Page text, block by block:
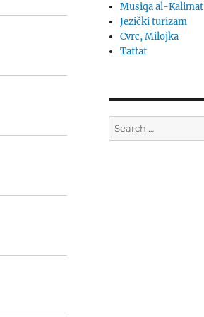
Musiqa al-Kalimat
Jezički turizam
Cvrc, Milojka
Taftaf
Search
for: